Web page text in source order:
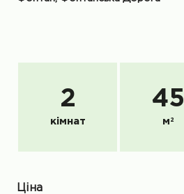
2
кімнат
45
м 2
Ціна